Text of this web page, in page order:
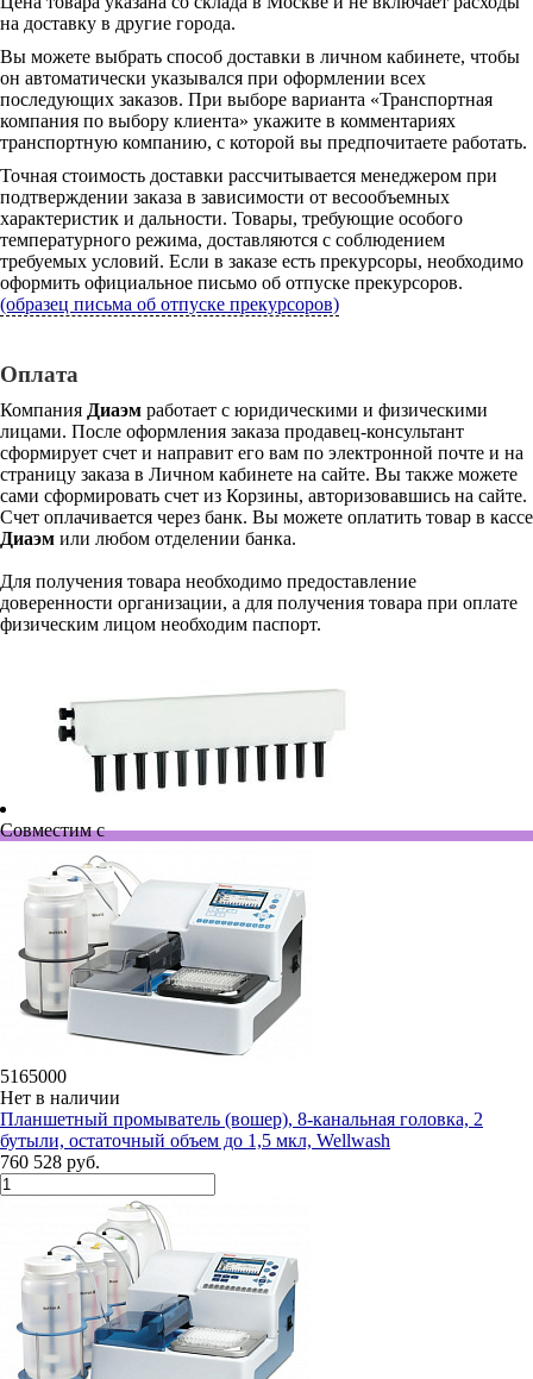
на доставку в другие города.
Вы можете выбрать способ доставки в личном кабинете, чтобы
он автоматически указывался при оформлении всех
последующих заказов. При выборе варианта «Транспортная
компания по выбору клиента» укажите в комментариях
транспортную компанию, с которой вы предпочитаете работать.
Точная стоимость доставки рассчитывается менеджером при
подтверждении заказа в зависимости от весообъемных
характеристик и дальности. Товары, требующие особого
температурного режима, доставляются с соблюдением
требуемых условий. Если в заказе есть прекурсоры, необходимо
оформить официальное письмо об отпуске прекурсоров.
(образец письма об отпуске прекурсоров)
Оплата
Компания Диаэм работает с юридическими и физическими
лицами. После оформления заказа продавец-консультант
сформирует счет и направит его вам по электронной почте и на
страницу заказа в Личном кабинете на сайте. Вы также можете
сами сформировать счет из Корзины, авторизовавшись на сайте.
Счет оплачивается через банк. Вы можете оплатить товар в кассе
Диаэм или любом отделении банка.
Для получения товара необходимо предоставление
доверенности организации, а для получения товара при оплате
физическим лицом необходим паспорт.
Совместим с
5165000
Нет в наличии
Планшетный промыватель (вошер), 8-канальная головка, 2
бутыли, остаточный объем до 1,5 мкл, Wellwash
760 528 руб.